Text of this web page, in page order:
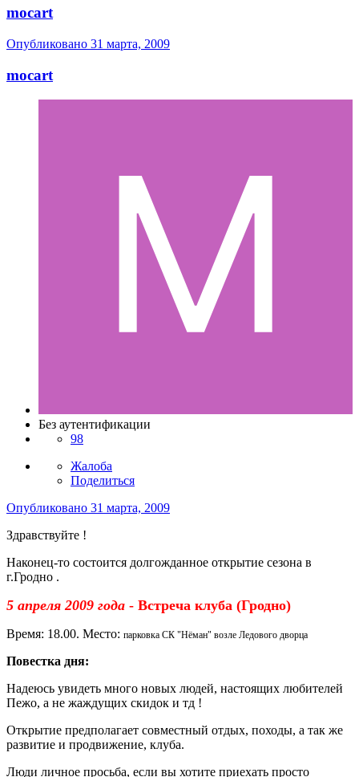
mocart
Опубликовано 31 марта, 2009
mocart
Без аутентификации
98
Жалоба
Поделиться
Опубликовано 31 марта, 2009
Здравствуйте !
Наконец-то состоится долгожданное открытие сезона в
г.Гродно .
5 апреля 2009 года - Встреча клуба (Гродно)
Время: 18.00. Место: парковка СК "Нёман" возле Ледового дворца
Повестка дня:
Надеюсь увидеть много новых людей, настоящих любителей
Пежо, а не жаждущих скидок и тд !
Открытие предполагает совместный отдых, походы, а так же
развитие и продвижение, клуба.
Люди личное просьба, если вы хотите приехать просто